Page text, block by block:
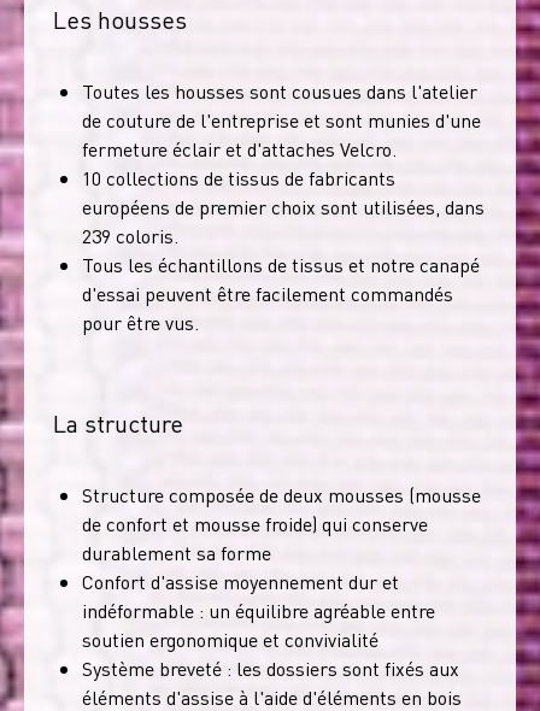
Les housses
Toutes les housses sont cousues dans l'atelier
de couture de l'entreprise et sont munies d'une
fermeture éclair et d'attaches Velcro.
10 collections de tissus de fabricants
européens de premier choix sont utilisées, dans
239 coloris.
Tous les échantillons de tissus et notre canapé
d'essai peuvent être facilement commandés
pour être vus.
La structure
Structure composée de deux mousses (mousse
de confort et mousse froide) qui conserve
durablement sa forme
Confort d'assise moyennement dur et
indéformable : un équilibre agréable entre
soutien ergonomique et convivialité
Système breveté : les dossiers sont fixés aux
éléments d'assise à l'aide d'éléments en bois